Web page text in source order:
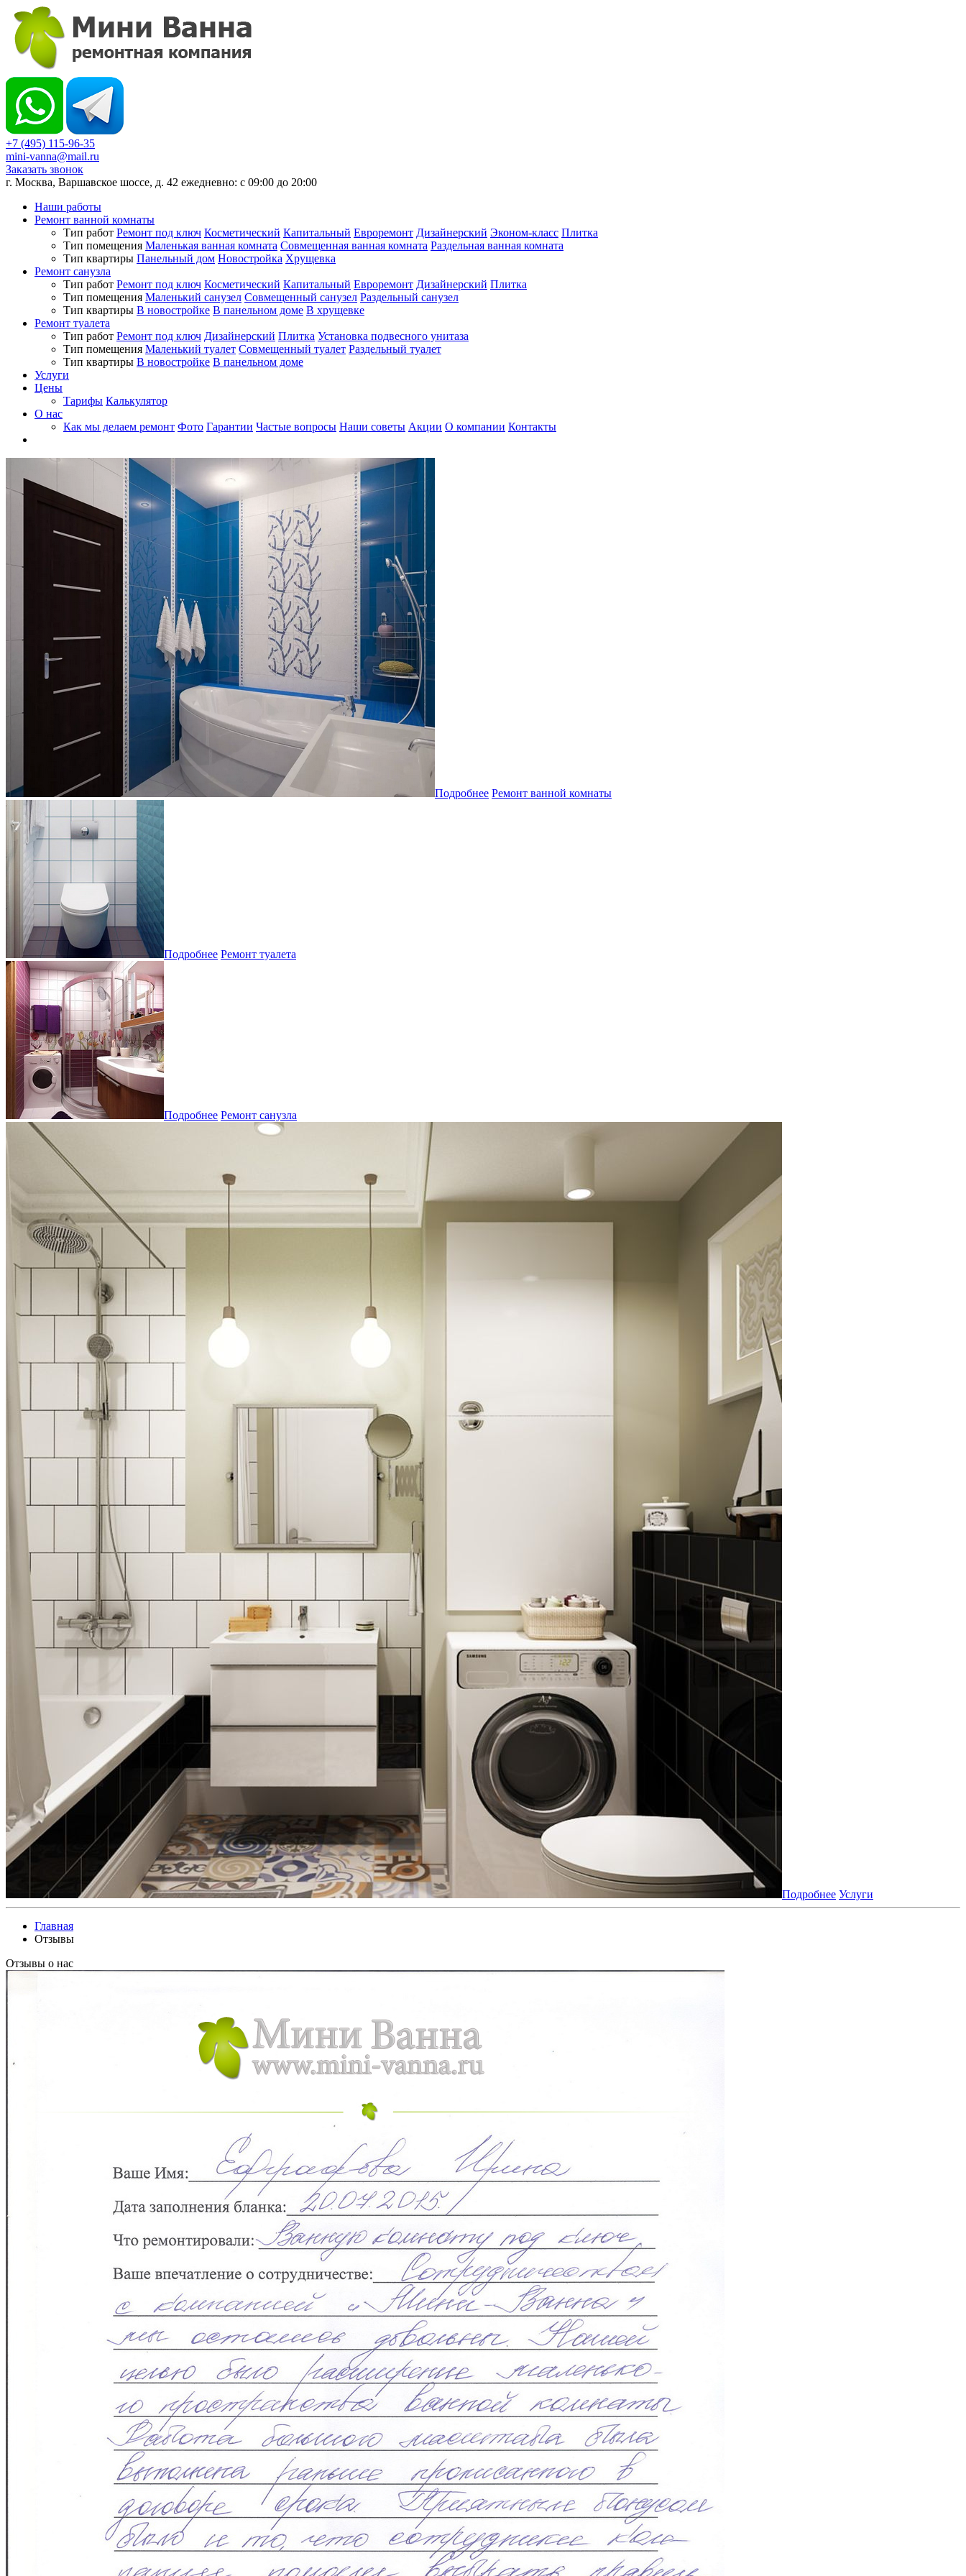
+7 (495) 115-96-35
mini-vanna@mail.ru
Заказать звонок
г. Москва, Варшавское шоссе, д. 42 ежедневно: с 09:00 до 20:00
Наши работы
Ремонт ванной комнаты
Тип работ Ремонт под ключ Косметический Капитальный Евроремонт Дизайнерский Эконом-класс Плитка
Тип помещения Маленькая ванная комната Совмещенная ванная комната Раздельная ванная комната
Тип квартиры Панельный дом Новостройка Хрущевка
Ремонт санузла
Тип работ Ремонт под ключ Косметический Капитальный Евроремонт Дизайнерский Плитка
Тип помещения Маленький санузел Совмещенный санузел Раздельный санузел
Тип квартиры В новостройке В панельном доме В хрущевке
Ремонт туалета
Тип работ Ремонт под ключ Дизайнерский Плитка Установка подвесного унитаза
Тип помещения Маленький туалет Совмещенный туалет Раздельный туалет
Тип квартиры В новостройке В панельном доме
Услуги
Цены
Тарифы Калькулятор
О нас
Как мы делаем ремонт Фото Гарантии Частые вопросы Наши советы Акции О компании Контакты
Подробнее Ремонт ванной комнаты
Подробнее Ремонт туалета
Подробнее Ремонт санузла
Подробнее Услуги
Главная
Отзывы
Отзывы о нас